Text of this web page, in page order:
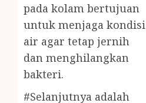
pada kolam bertujuan
untuk menjaga kondisi
air agar tetap jernih
dan menghilangkan
bakteri.
#Selanjutnya adalah